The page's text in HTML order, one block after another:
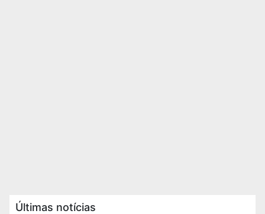
Últimas notícias